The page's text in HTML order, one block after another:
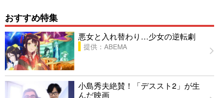
おすすめ特集
悪女と入れ替わり…少女の逆転劇
提供：ABEMA
小島秀夫絶賛！「デススト2」が生
んだ映画